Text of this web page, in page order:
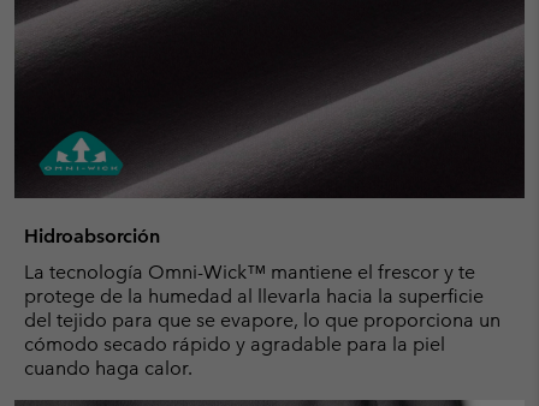
Hidroabsorción
La tecnología Omni-Wick™ mantiene el frescor y te
protege de la humedad al llevarla hacia la superficie
del tejido para que se evapore, lo que proporciona un
cómodo secado rápido y agradable para la piel
cuando haga calor.